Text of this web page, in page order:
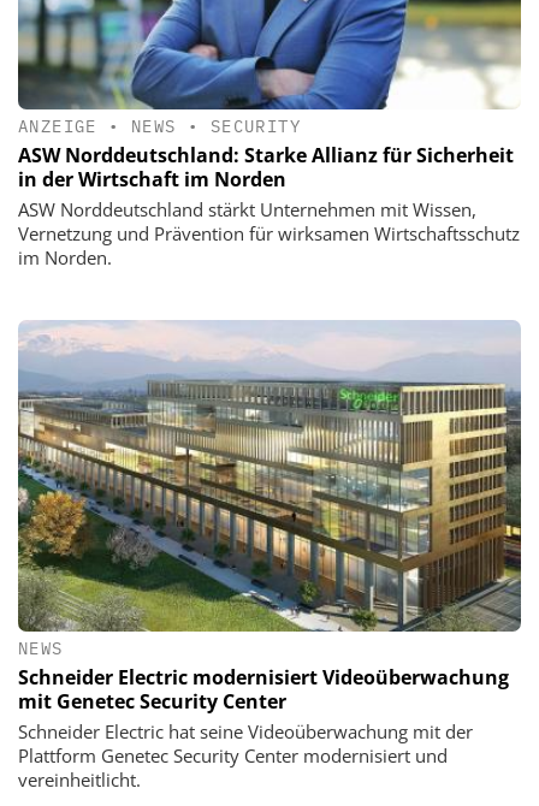
ANZEIGE • NEWS • SECURITY
ASW Norddeutschland: Starke Allianz für Sicherheit
in der Wirtschaft im Norden
ASW Norddeutschland stärkt Unternehmen mit Wissen,
Vernetzung und Prävention für wirksamen Wirtschaftsschutz
im Norden.
NEWS
Schneider Electric modernisiert Videoüberwachung
mit Genetec Security Center
Schneider Electric hat seine Videoüberwachung mit der
Plattform Genetec Security Center modernisiert und
vereinheitlicht.